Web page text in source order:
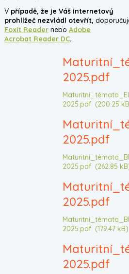
Vpřípadě, že je Váš internetový
prohlížeč nezvládl otevřít,
Foxit Readernebo Adobe
Acrobat Reader DC.
2025.pdf
2025.pdf (200.25
2025.pdf
2025.pdf (262.85
2025.pdf
2025.pdf (179.47 kB)
2025.pdf